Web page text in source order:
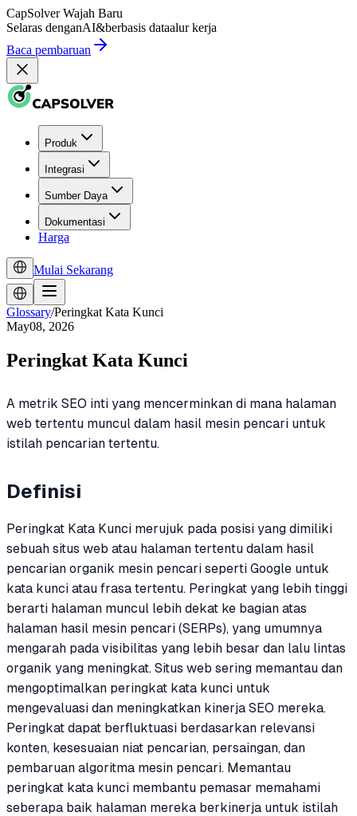
CapSolver Wajah Baru
Selaras denganAI&berbasis dataalur kerja
Baca pembaruan
Produk
Integrasi
Sumber Daya
Dokumentasi
Harga
Mulai Sekarang
Glossary/Peringkat Kata Kunci
May08, 2026
Peringkat Kata Kunci
A metrik SEO inti yang mencerminkan di mana halaman
web tertentu muncul dalam hasil mesin pencari untuk
istilah pencarian tertentu.
Definisi
Peringkat Kata Kunci merujuk pada posisi yang dimiliki
sebuah situs web atau halaman tertentu dalam hasil
pencarian organik mesin pencari seperti Google untuk
kata kunci atau frasa tertentu. Peringkat yang lebih tinggi
berarti halaman muncul lebih dekat ke bagian atas
halaman hasil mesin pencari (SERPs), yang umumnya
mengarah pada visibilitas yang lebih besar dan lalu lintas
organik yang meningkat. Situs web sering memantau dan
mengoptimalkan peringkat kata kunci untuk
mengevaluasi dan meningkatkan kinerja SEO mereka.
Peringkat dapat berfluktuasi berdasarkan relevansi
konten, kesesuaian niat pencarian, persaingan, dan
pembaruan algoritma mesin pencari. Memantau
peringkat kata kunci membantu pemasar memahami
seberapa baik halaman mereka berkinerja untuk istilah